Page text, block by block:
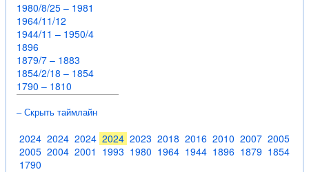
1980/8/25 – 1981
1964/11/12
1944/11 – 1950/4
1896
1879/7 – 1883
1854/2/18 – 1854
1790 – 1810
– Скрыть таймлайн
2024 2024 2024 2024 2023 2018 2016 2010 2007 2005
2005 2004 2001 1993 1980 1964 1944 1896 1879 1854
1790